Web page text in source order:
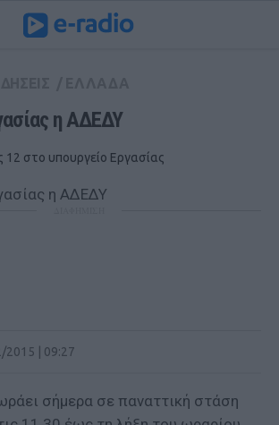
η ΑΔΕΔΥ
12 στο υπουργείο Εργασίας
2015 | 09:27
σήμερα σε παναττική στάση